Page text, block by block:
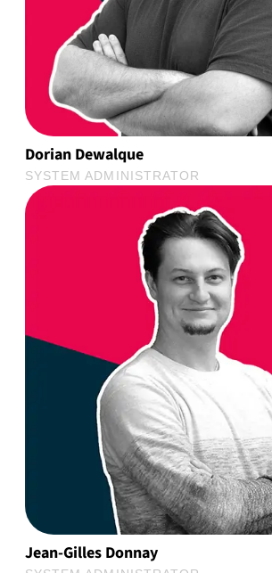
Dorian Dewalque
SYSTEM ADMINISTRATOR
Jean-Gilles Donnay